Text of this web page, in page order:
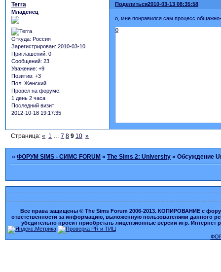
Поделиться2010-03-13 08:35:58
Terra
Младенец
Откуда: Россия
Зарегистрирован: 2010-03-10
Приглашений: 0
Сообщений: 23
Уважение: +9
Позитив: +3
Пол: Женский
Провел на форуме:
1 день 2 часа
Последний визит:
2012-10-18 19:17:35
о, мне понравился сам процесс
0
Страница:« 1 … 7 8 9 10 »
»ФОРУМ SIMS - СИМС FORUM »The Sims 2: University »Обсуждение
Все права защищены © The Sims Forum 2006-2013. КОПИРОВАНИЕ с
ответственности за информацию, выложенную пользователями данного
убедительно просит приобретать лицензионные версии игр.